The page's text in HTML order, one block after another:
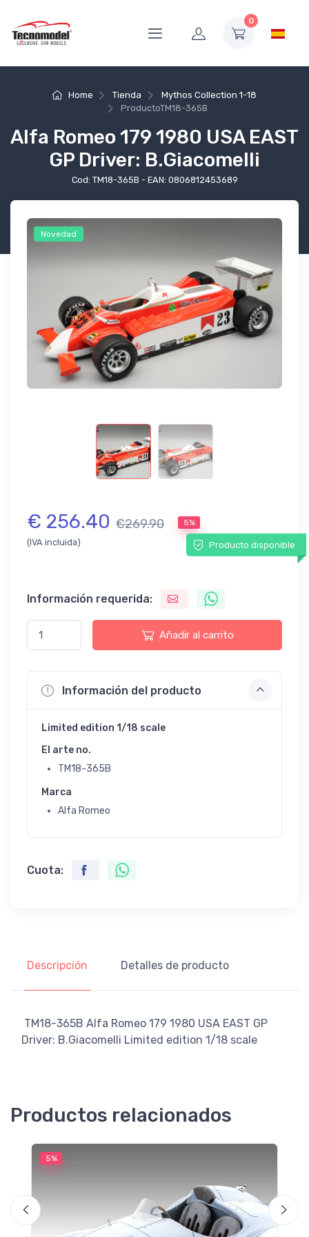
0
Home Tienda
Mythos Collection 1-18
ProductoTM18-365B
Alfa Romeo 179 1980 USA EAST
GP Driver: B.Giacomelli
Cod: TM18-365B - EAN: 0806812453689
Novedad
€ 256.40 €269.90 5%
(IVA incluida) Producto disponible
Información requerida:
Añadir al carrito
Información del producto
Limited edition 1/18 scale
El arte no.
TM18-365B
Marca
Alfa Romeo
Cuota:
Descripción Detalles de producto
TM18-365B Alfa Romeo 179 1980 USA EAST GP
Driver: B.Giacomelli Limited edition 1/18 scale
Productos relacionados
5%